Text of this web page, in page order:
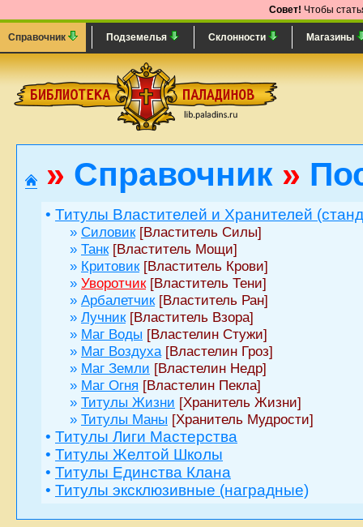
Совет! Чтобы
Справочник Подземелья Склонности Магазины
» Справочник »
• Титулы Властителей и Хранителей
» Силовик [Властитель Силы]
» Танк [Властитель Мощи]
» Критовик [Властитель Крови]
» Уворотчик [Властитель Тени]
» Арбалетчик [Властитель Ран]
» Лучник [Властитель Взора]
» Маг Воды [Властелин Стужи]
» Маг Воздуха [Властелин Гроз]
» Маг Земли [Властелин Недр]
» Маг Огня [Властелин Пекла]
» Титулы Жизни [Хранитель Жизни]
» Титулы Маны [Хранитель Мудрости]
• Титулы Лиги Мастерства
• Титулы Желтой Школы
• Титулы Единства Клана
• Титулы эксклюзивные (наградные)